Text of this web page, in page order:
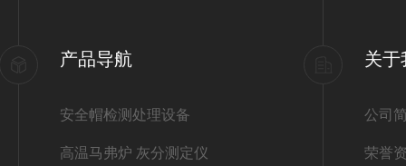
产品导航
安全帽检测处理设备
高温马弗炉 灰分测定仪
关于
公司
荣誉